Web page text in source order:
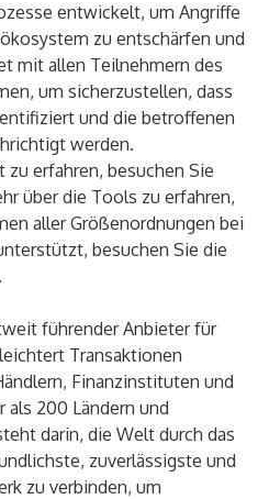
entwickelt, um Angriffe
zu entschärfen und
mit allen Teilnehmern des
um sicherzustellen, dass
und die betroffenen
werden.
zu erfahren, besuchen Sie
über die Tools zu erfahren,
aller Größenordnungen bei
besuchen Sie die
.
führender Anbieter für
Transaktionen
Finanzinstituten und
als 200 Ländern und
darin, die Welt durch das
zuverlässigste und
zu verbinden, um